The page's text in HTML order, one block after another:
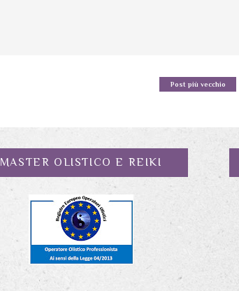
Post più vecchio
MASTER OLISTICO E REIKI